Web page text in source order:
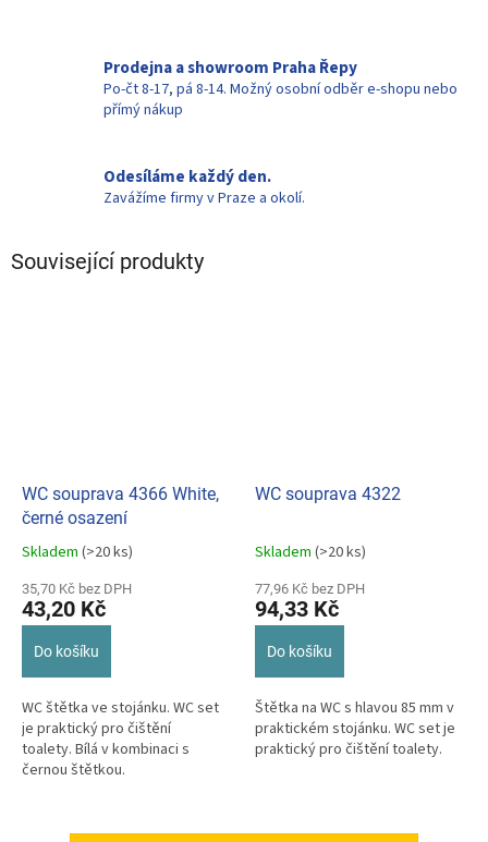
Prodejna a showroom Praha Řepy
Po-čt 8-17, pá 8-14. Možný osobní odběr e-shopu nebo
přímý nákup
Odesíláme každý den.
Zavážíme firmy v Praze a okolí.
Související produkty
WC souprava 4366 White,
černé osazení
Průměrné
produktu
je
5
hvězdiček.
Skladem (>20 ks)
35,70 Kč bez DPH
43,20 Kč
Do košíku
WC štětka ve stojánku. WC set
je praktický pro čištění
toalety. Bílá v kombinaci s
černou štětkou.
WC souprava 4322
Průměrné
produktu
je
5
hvězdiček.
Skladem (>20 ks)
77,96 Kč bez DPH
94,33 Kč
Do košíku
Štětka na WC s hlavou 85 mm v
praktickém stojánku. WC set je
praktický pro čištění toalety.